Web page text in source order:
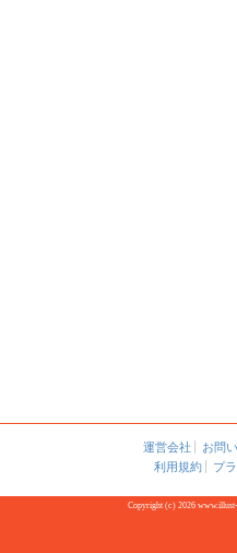
運営会社 お問
利用規約
プ
Copyright (c) 2026